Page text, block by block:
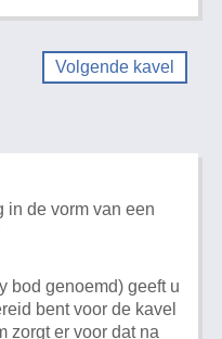
Volgende kavel
in de vorm van een
bod genoemd) geeft u
bent voor de kavel
zorgt er voor dat na